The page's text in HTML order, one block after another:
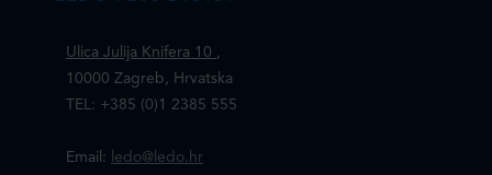
Ulica Julija Knifera 10 ,
10000 Zagreb, Hrvatska
TEL: +385 (0)1 2385 555
Email:
ledo@ledo.hr